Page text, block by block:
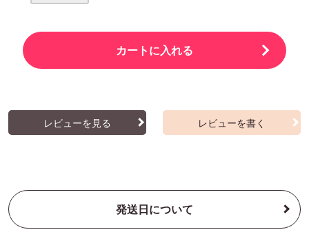
カートに入れる
レビューを見る レビューを書く
発送日について